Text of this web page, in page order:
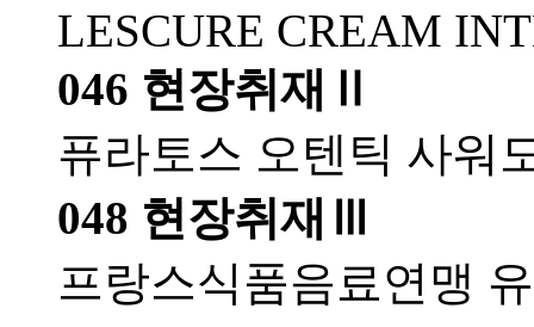
LESCURE CREAM
046 현장취재Ⅱ
퓨라토스 오텐틱 사워
048 현장취재Ⅲ
프랑스식품음료연맹